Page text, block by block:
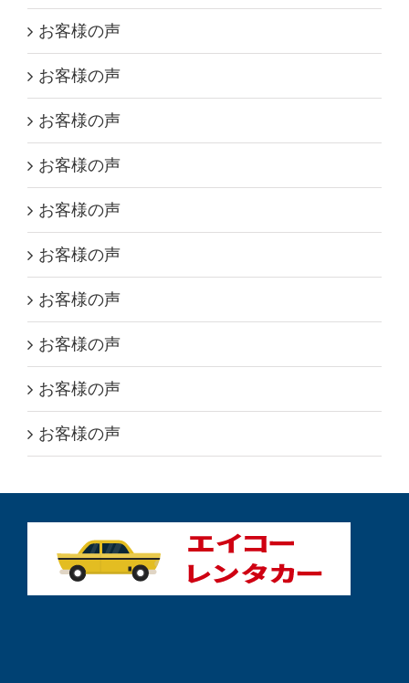
お客様の声
お客様の声
お客様の声
お客様の声
お客様の声
お客様の声
お客様の声
お客様の声
お客様の声
お客様の声